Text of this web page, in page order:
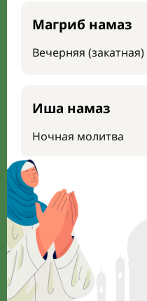
Магриб намаз
Вечерняя
Иша намаз
Ночная молитва